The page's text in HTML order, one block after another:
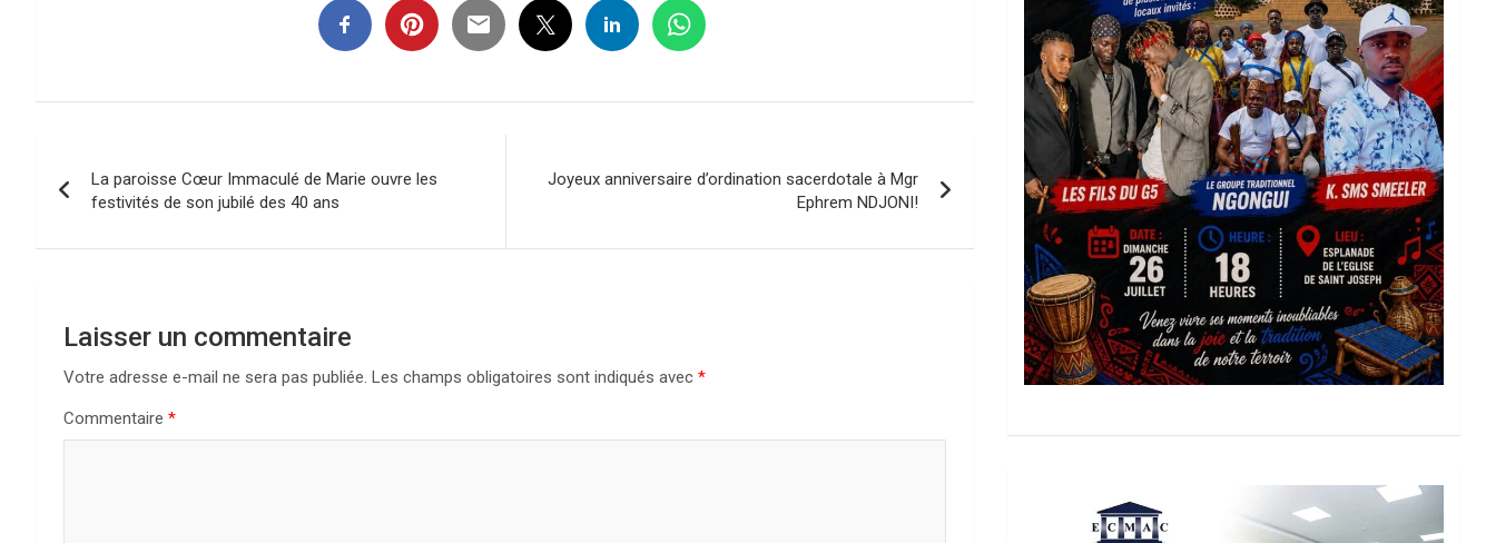
de
l’article
La paroisse Cœur Immaculé de Marie ouvre les
festivités de son jubilé des 40 ans
Joyeux anniversaire d’ordination sacerdotale à Mgr
Ephrem NDJONI!
Laisser un commentaire
Votre adresse e-mail ne sera pas publiée. Les champs obligatoires sont indiqués avec *
Commentaire *